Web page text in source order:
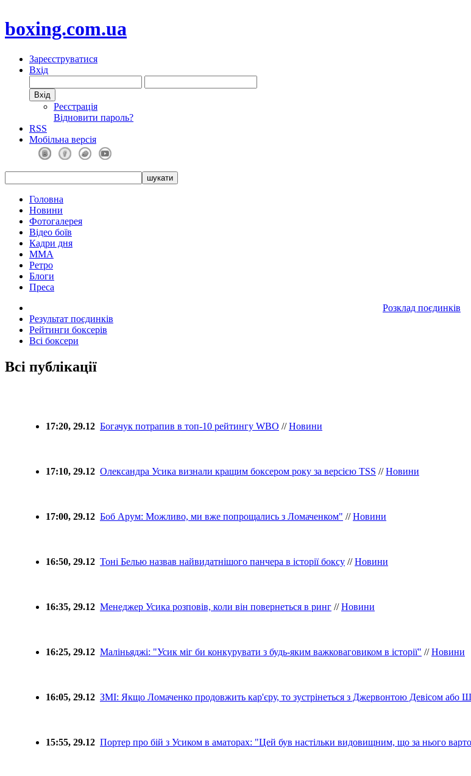
boxing.com.ua
Зареєструватися
Вхід
Реєстрація
Відновити пароль?
RSS
Мобільна версія
Головна
Новини
Фотогалерея
Відео боїв
Кадри дня
ММА
Ретро
Блоги
Преса
Розклад поєдинків
Результат поєдинків
Рейтинги боксерів
Всі боксери
Всі публікації
17:20, 29.12 Богачук потрапив в топ-10 рейтингу WBO //Новини
17:10, 29.12 Олександра Усика визнали кращим боксером року за версією TSS //Новини
17:00, 29.12 Боб Арум: Можливо, ми вже попрощались з Ломаченком" //Новини
16:50, 29.12 Тоні Белью назвав найвидатнішого панчера в історії боксу //Новини
16:35, 29.12 Менеджер Усика розповів, коли він повернеться в ринг //Новини
16:25, 29.12 Маліньяджі: "Усик міг би конкурувати з будь-яким важковаговиком в історії" //Новини
16:05, 29.12 ЗМІ: Якщо Ломаченко продовжить кар'єру, то зустрінеться з Джервонтою Девісом або
15:55, 29.12 Портер про бій з Усиком в аматорах: "Цей був настільки видовищним, що за нього